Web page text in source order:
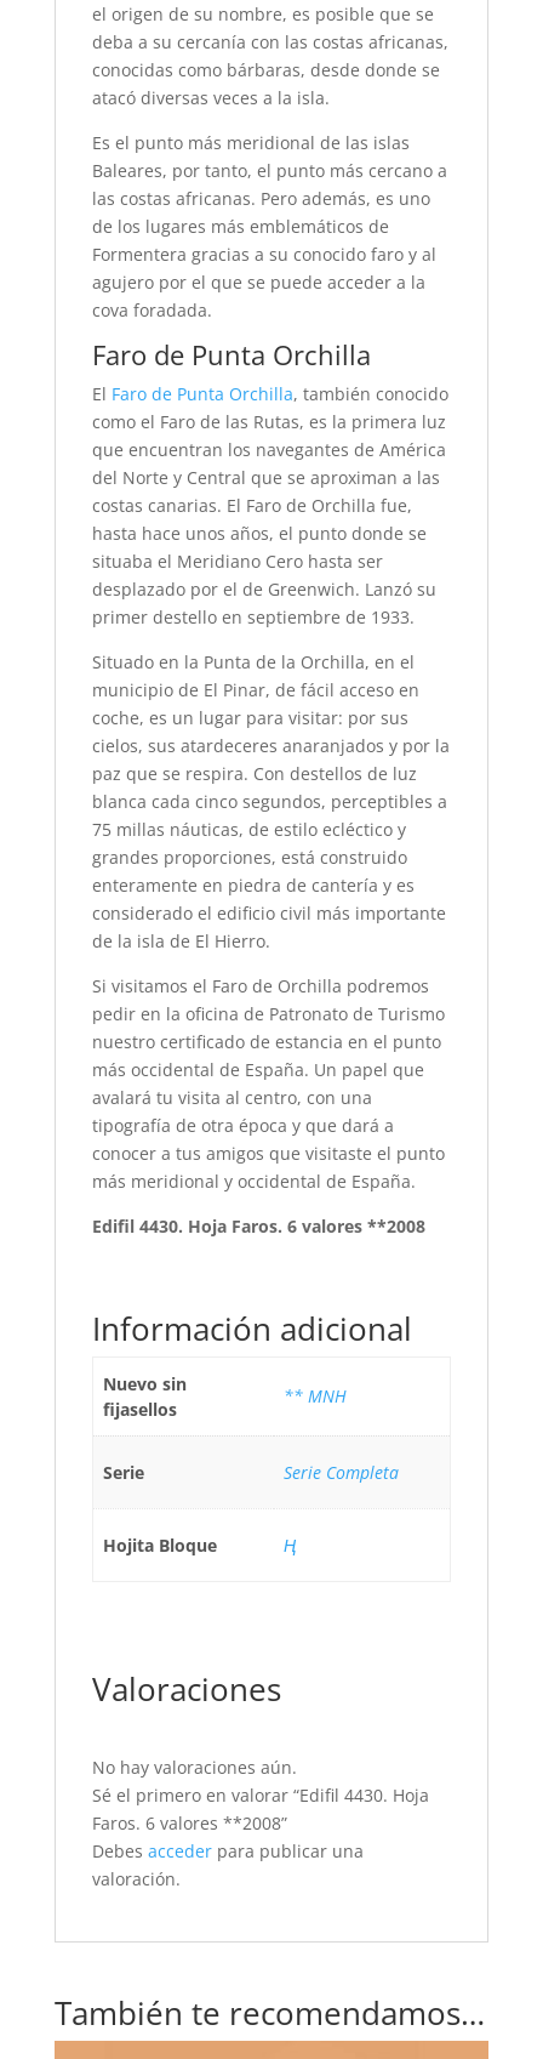
el origen de su nombre, es posible que se
deba a su cercanía con las costas africanas,
conocidas como bárbaras, desde donde se
atacó diversas veces a la isla.
Es el punto más meridional de las islas
Baleares, por tanto, el punto más cercano a
las costas africanas. Pero además, es uno
de los lugares más emblemáticos de
Formentera gracias a su conocido faro y al
agujero por el que se puede acceder a la
cova foradada.
Faro de Punta Orchilla
El Faro de Punta Orchilla, también conocido
como el Faro de las Rutas, es la primera luz
que encuentran los navegantes de América
del Norte y Central que se aproximan a las
costas canarias. El Faro de Orchilla fue,
hasta hace unos años, el punto donde se
situaba el Meridiano Cero hasta ser
desplazado por el de Greenwich. Lanzó su
primer destello en septiembre de 1933.
Situado en la Punta de la Orchilla, en el
municipio de El Pinar, de fácil acceso en
coche, es un lugar para visitar: por sus
cielos, sus atardeceres anaranjados y por la
paz que se respira. Con destellos de luz
blanca cada cinco segundos, perceptibles a
75 millas náuticas, de estilo ecléctico y
grandes proporciones, está construido
enteramente en piedra de cantería y es
considerado el edificio civil más importante
de la isla de El Hierro.
Si visitamos el Faro de Orchilla podremos
pedir en la oficina de Patronato de Turismo
nuestro certificado de estancia en el punto
más occidental de España. Un papel que
avalará tu visita al centro, con una
tipografía de otra época y que dará a
conocer a tus amigos que visitaste el punto
más meridional y occidental de España.
Edifil 4430. Hoja Faros. 6 valores **2008
Información adicional
Nuevo sin
fijasellos
** MNH
Serie Serie Completa
Hojita Bloque Ң
Valoraciones
No hay valoraciones aún.
Sé el primero en valorar “Edifil 4430. Hoja
Faros. 6 valores **2008”
Debes accederpara publicar una
valoración.
También te recomendamos…